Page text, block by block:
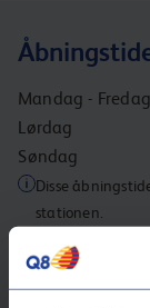
Mandag - Fredag
Lørdag
Søndag
Disse
stationen.